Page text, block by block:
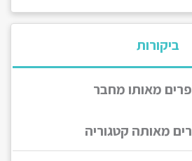
ביקורות
מאותו מחבר
מאותה קטגוריה